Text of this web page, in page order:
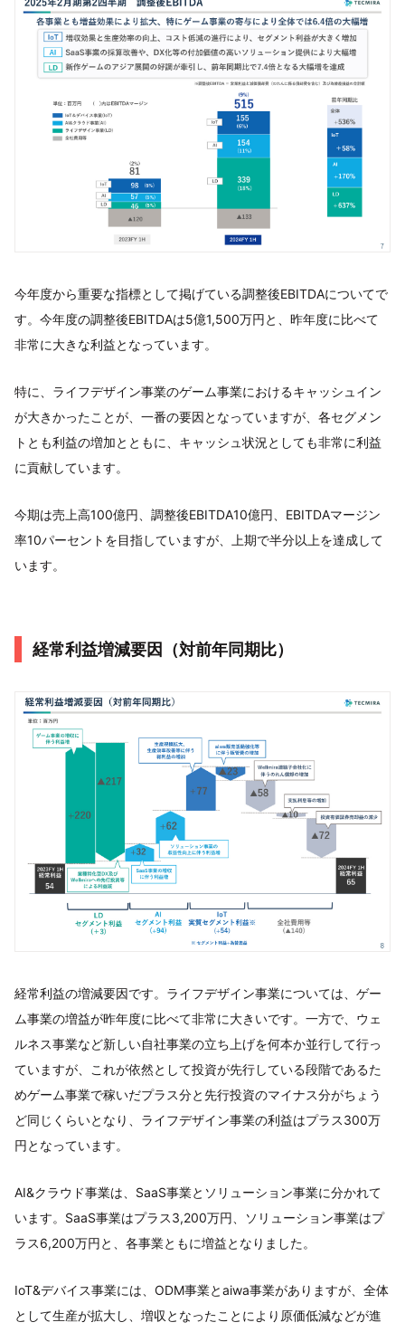
今年度から重要な指標として掲げている調整後EBITDAについてで
す。今年度の調整後EBITDAは5億1,500万円と、昨年度に比べて
非常に大きな利益となっています。
特に、ライフデザイン事業のゲーム事業におけるキャッシュイン
が大きかったことが、一番の要因となっていますが、各セグメン
トとも利益の増加とともに、キャッシュ状況としても非常に利益
に貢献しています。
今期は売上高100億円、調整後EBITDA10億円、EBITDAマージン
率10パーセントを目指していますが、上期で半分以上を達成して
います。
経常利益増減要因（対前年同期比）
経常利益の増減要因です。ライフデザイン事業については、ゲー
ム事業の増益が昨年度に比べて非常に大きいです。一方で、ウェ
ルネス事業など新しい自社事業の立ち上げを何本か並行して行っ
ていますが、これが依然として投資が先行している段階であるた
めゲーム事業で稼いだプラス分と先行投資のマイナス分がちょう
ど同じくらいとなり、ライフデザイン事業の利益はプラス300万
円となっています。
AI&クラウド事業は、SaaS事業とソリューション事業に分かれて
います。SaaS事業はプラス3,200万円、ソリューション事業はプ
ラス6,200万円と、各事業ともに増益となりました。
IoT&デバイス事業には、ODM事業とaiwa事業がありますが、全体
として生産が拡大し、増収となったことにより原価低減などが進